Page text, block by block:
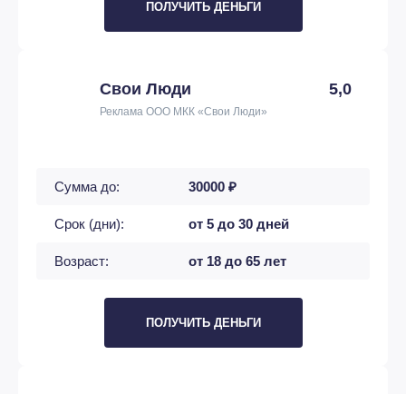
ПОЛУЧИТЬ ДЕНЬГИ
Свои Люди 5,0
Реклама ООО МКК «Свои Люди»
Сумма до: 30000 ₽
Срок (дни): от 5 до 30 дней
Возраст: от 18 до 65 лет
ПОЛУЧИТЬ ДЕНЬГИ